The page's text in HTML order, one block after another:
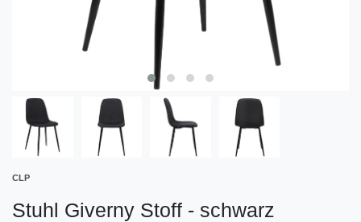
CLP
Stuhl Giverny Stoff - schwarz